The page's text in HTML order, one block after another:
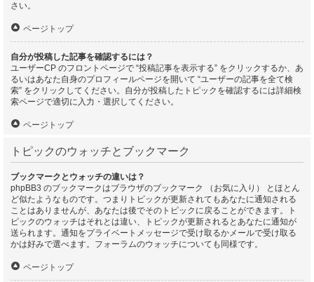
さい。
ページトップ
自分が投稿した記事を確認するには？
ユーザーCP のフロントページで “投稿記事を表示する” をクリックするか、あ
るいはあなた自身のプロフィールページを開いて “ユーザーの記事を全て検
索” をクリックしてください。自分が投稿したトピックを確認するには詳細検
索ページで適切に入力・選択してください。
ページトップ
トピックのウォッチとブックマーク
ブックマークとウォッチの違いは？
phpBB3 のブックマークはブラウザのブックマーク （お気に入り） とほとん
ど似たようなものです。つまりトピックが更新されてもあなたに通知される
ことはありませんが、あなたは後でそのトピックに戻ることができます。ト
ピックのウォッチはそれとは違い、トピックが更新されるとあなたに通知が
送られます。通知をプライベートメッセージで受け取るかメールで受け取る
かは好みで選べます。フォーラムのウォッチについても同様です。
ページトップ